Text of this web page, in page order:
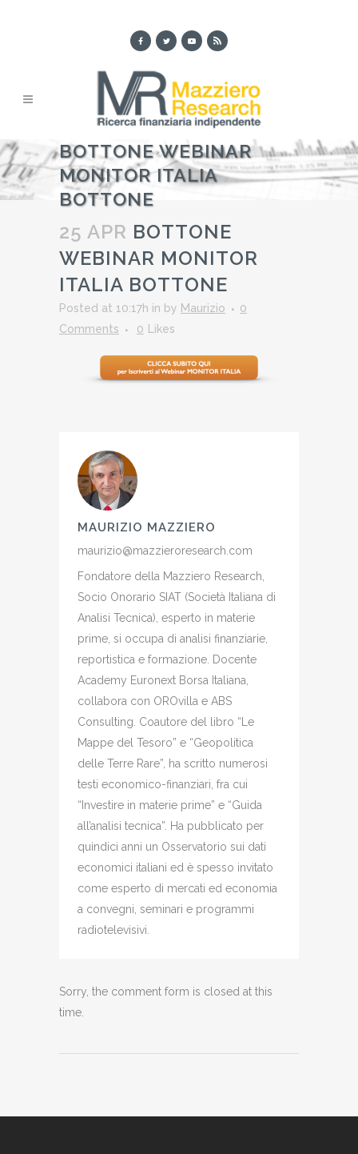
BOTTONE WEBINAR
MONITOR ITALIA
BOTTONE
25 APR BOTTONE
WEBINAR MONITOR
ITALIA BOTTONE
Posted at 10:17h in by Maurizio
0
Comments
0 Likes
MAURIZIO MAZZIERO
maurizio@mazzieroresearch.com
Fondatore della Mazziero Research,
Socio Onorario SIAT (Società Italiana di
Analisi Tecnica), esperto in materie
prime, si occupa di analisi finanziarie,
reportistica e formazione. Docente
Academy Euronext Borsa Italiana,
collabora con OROvilla e ABS
Consulting. Coautore del libro “Le
Mappe del Tesoro” e “Geopolitica
delle Terre Rare”, ha scritto numerosi
testi economico-finanziari, fra cui
“Investire in materie prime” e “Guida
all’analisi tecnica”. Ha pubblicato per
quindici anni un Osservatorio sui dati
economici italiani ed è spesso invitato
come esperto di mercati ed economia
a convegni, seminari e programmi
radiotelevisivi.
Sorry, the comment form is closed at this
time.